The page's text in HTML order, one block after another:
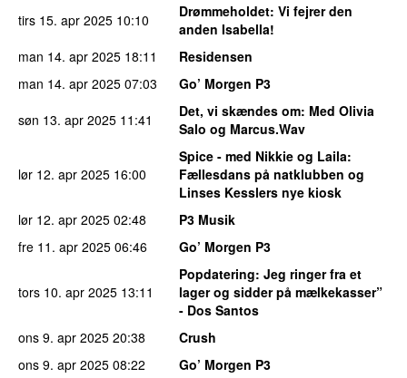
tirs 15. apr 2025 10:10 Drømmeholdet: Vi fejrer den
anden Isabella!
man 14. apr 2025 18:11
Residensen
man 14. apr 2025 07:03
Go’ Morgen P3
søn 13. apr 2025 11:41 Det, vi skændes om: Med Olivia
Salo og Marcus.Wav
lør 12. apr 2025 16:00
Spice - med Nikkie og Laila:
Fællesdans på natklubben og
Linses Kesslers nye kiosk
lør 12. apr 2025 02:48
P3 Musik
fre 11. apr 2025 06:46 Go’ Morgen P3
tors 10. apr 2025 13:11
Popdatering: Jeg ringer fra et
lager og sidder på mælkekasser”
- Dos Santos
ons 9. apr 2025 20:38
Crush
ons 9. apr 2025 08:22 Go’ Morgen P3